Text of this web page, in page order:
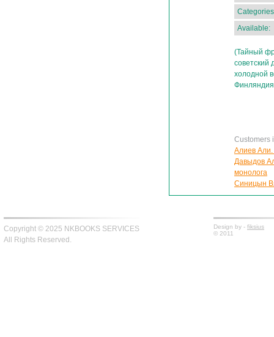
Available:
(Тайный
советский
холодной
Финляндия
Customers
Алиев Али.
Давыдов
монолога
Синицын
Copyright © 2025 NKBOOKS SERVICES
All Rights Reserved.
Design by - fiksius
© 2011